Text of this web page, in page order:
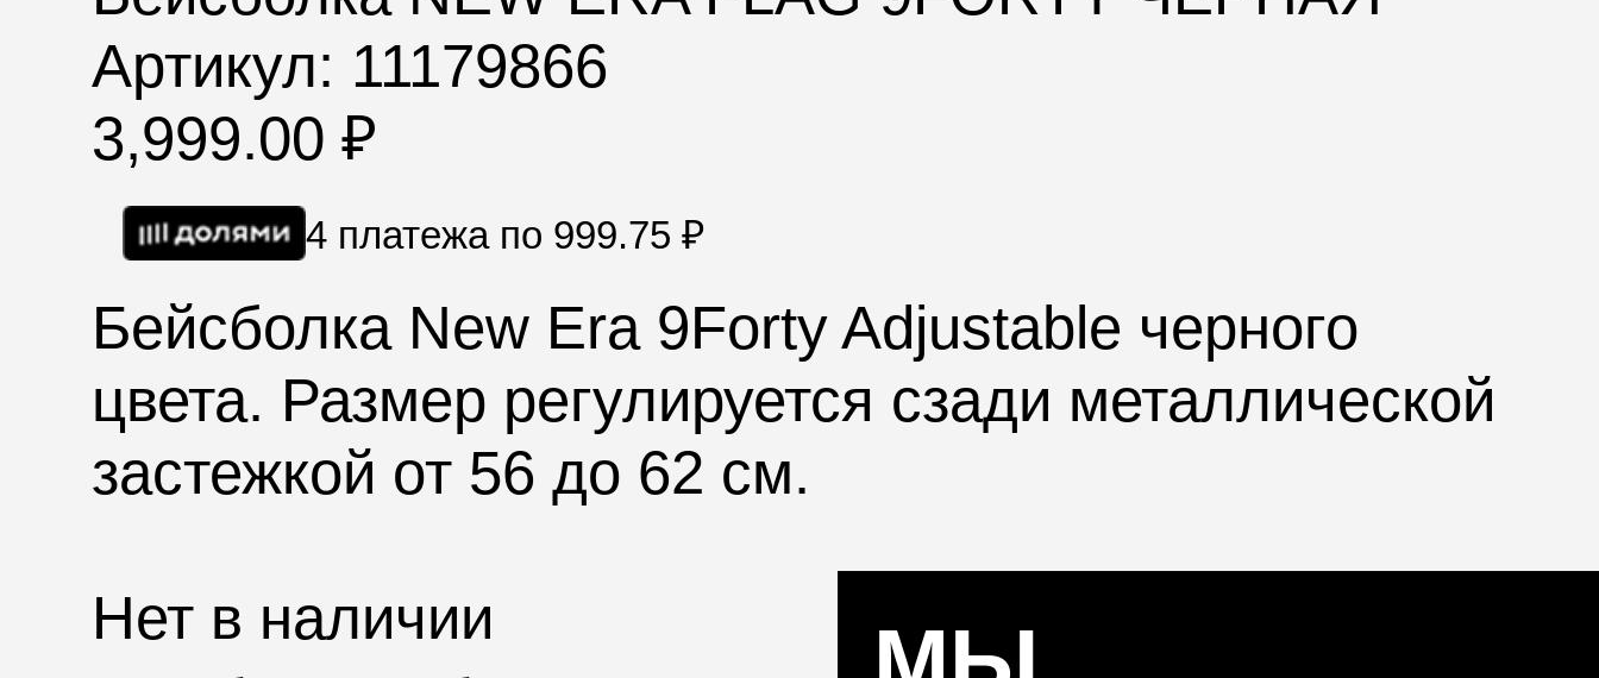
Артикул: 11179866
3,999.00₽
4 платежа по 999.75₽
Бейсболка New Era 9FortyAdjustable черного
цвета. Размер регулируется сзади металлической
застежкой от 56 до 62 см.
Нет в наличии